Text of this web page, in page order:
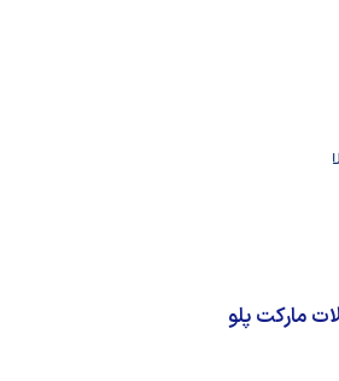
مارکت پلو